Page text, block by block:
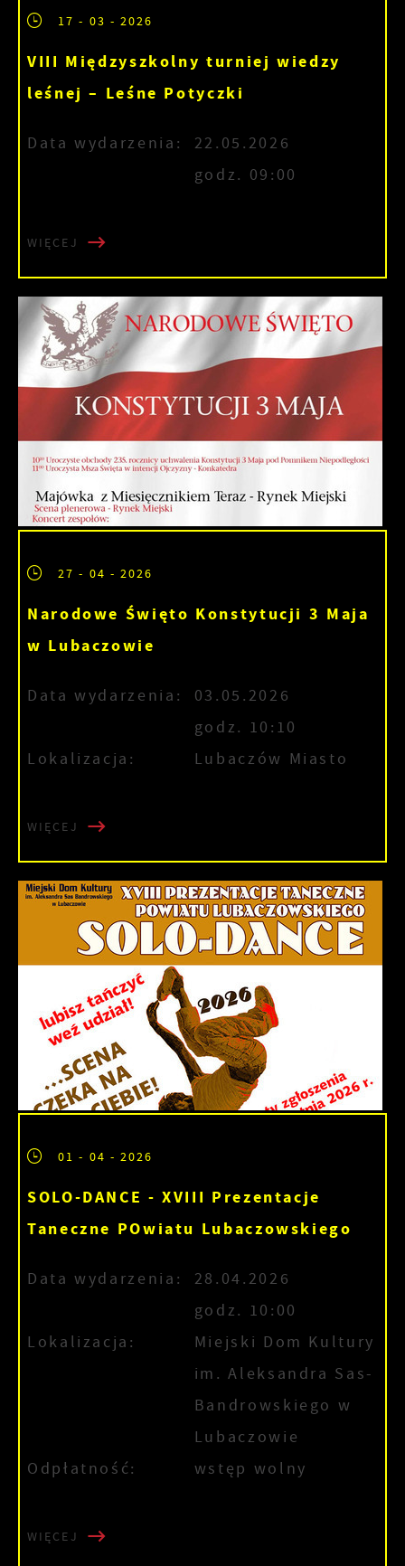
17 - 03 - 2026
VIII Międzyszkolny turniej wiedzy
leśnej – Leśne Potyczki
Data wydarzenia:
22.05.2026
godz. 09:00
WIĘCEJ
27 - 04 - 2026
Narodowe Święto Konstytucji 3 Maja
w Lubaczowie
Data wydarzenia:
03.05.2026
godz. 10:10
Lokalizacja:
Lubaczów Miasto
WIĘCEJ
01 - 04 - 2026
SOLO-DANCE - XVIII Prezentacje
Taneczne POwiatu Lubaczowskiego
Data wydarzenia:
28.04.2026
godz. 10:00
Lokalizacja:
Miejski Dom Kultury
im. Aleksandra Sas-
Bandrowskiego w
Lubaczowie
Odpłatność:
wstęp wolny
WIĘCEJ